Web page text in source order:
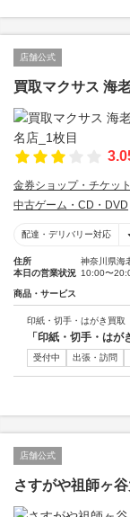
店舗公式
買取マクサス 海
金券ショップ・チケッ
中古ゲーム・CD・DVD
配達・デリバリー対応
住所
神奈川県海
本日の営業状況 10:00〜
商品・サービス
印紙・切手・はがき買取
「印紙・切手・は
受付中 出張・訪問
店舗公式
さすがや祖師ヶ